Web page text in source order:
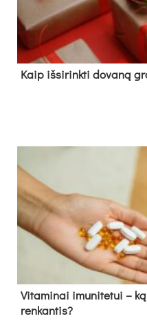
Kaip išsirinkti dovaną
Vitaminai imunitetui –
renkantis?